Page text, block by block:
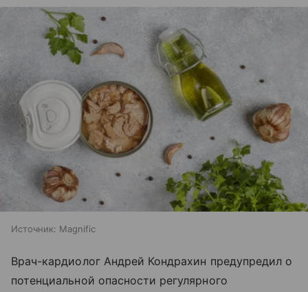
Источник: Magnific
Врач-кардиолог Андрей Кондрахин предупредил о
потенциальной опасности регулярного